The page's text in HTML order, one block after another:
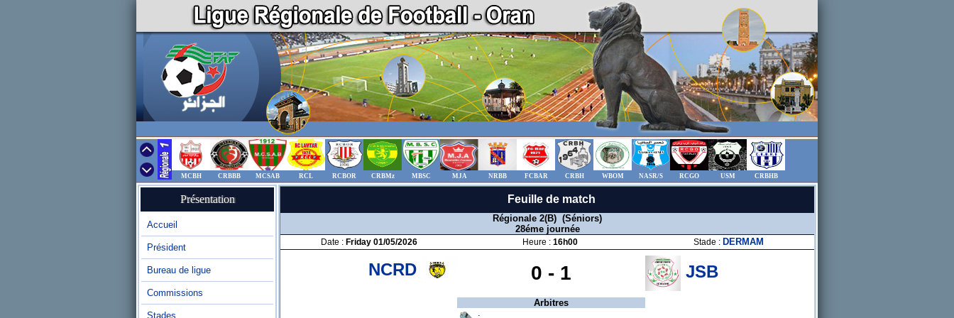
MCBH CRBBB MCSAB RCL RCBOR CRBMz MBSC MJA NRBB FCBAR CRBH WBOM NASR/S RCGO USM CRBHB
Présentation
Accueil
Président
Bureau de ligue
Commissions
Stades
Feuille de match
Régionale 2(B) (Séniors)
28éme journée
Date : Friday 01/05/2026 Heure : 16h00 Stade : DERMAM
NCRD 0 - 1 JSB
Arbitres